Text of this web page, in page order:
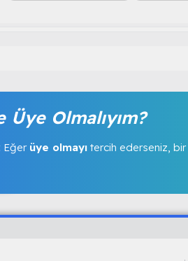
Olmalıyım?
Eğer üye olmayı tercih ederseniz, bir